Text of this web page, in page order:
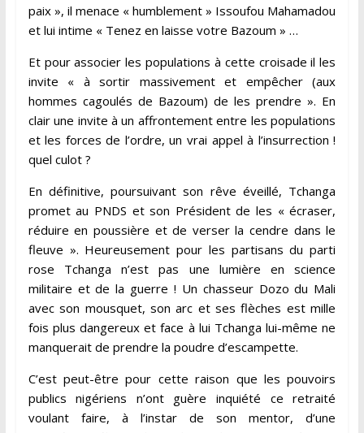
paix », il menace « humblement » Issoufou Mahamadou
et lui intime « Tenez en laisse votre Bazoum » …
Et pour associer les populations à cette croisade il les
invite « à sortir massivement et empêcher (aux
hommes cagoulés de Bazoum) de les prendre ». En
clair une invite à un affrontement entre les populations
et les forces de l’ordre, un vrai appel à l’insurrection !
quel culot ?
En définitive, poursuivant son rêve éveillé, Tchanga
promet au PNDS et son Président de les « écraser,
réduire en poussière et de verser la cendre dans le
fleuve ». Heureusement pour les partisans du parti
rose Tchanga n’est pas une lumière en science
militaire et de la guerre ! Un chasseur Dozo du Mali
avec son mousquet, son arc et ses flèches est mille
fois plus dangereux et face à lui Tchanga lui-même ne
manquerait de prendre la poudre d’escampette.
C’est peut-être pour cette raison que les pouvoirs
publics nigériens n’ont guère inquiété ce retraité
voulant faire, à l’instar de son mentor, d’une